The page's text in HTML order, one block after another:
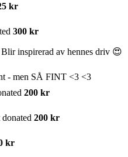
kr
300 kr
inspirerad av hennes driv 😍
- men SÅ FINT <3 <3
200 kr
donated 200 kr
kr